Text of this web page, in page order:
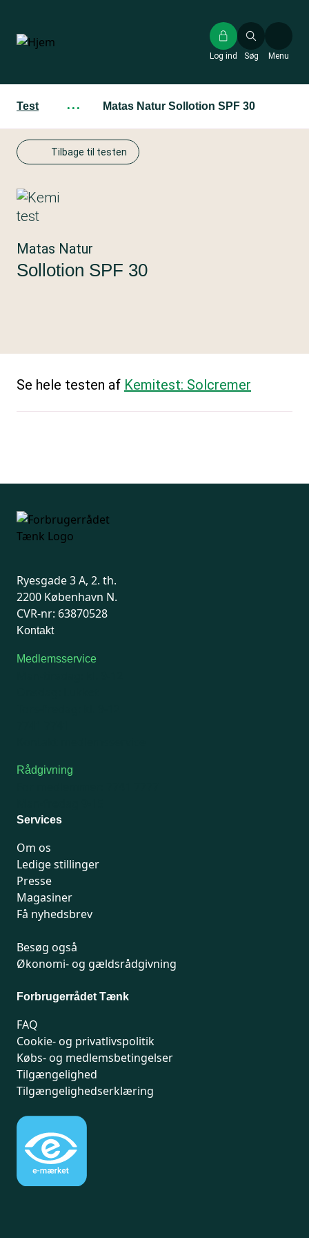
hovedindhold
Søg
Log ind Menu
Test ··· Matas Natur Sollotion SPF 30
Tilbage til testen
Matas Natur
Sollotion SPF 30
Se hele testen af Kemitest: Solcremer
Ryesgade 3 A, 2. th.
2200 København N.
CVR-nr: 63870528
Kontakt
Medlemsservice
Rådgivning
Services
Om os
Ledige stillinger
Presse
Magasiner
Få nyhedsbrev
Besøg også
Økonomi- og gældsrådgivning
Forbrugerrådet Tænk
FAQ
Cookie- og privatlivspolitik
Købs- og medlemsbetingelser
Tilgængelighed
Tilgængelighedserklæring